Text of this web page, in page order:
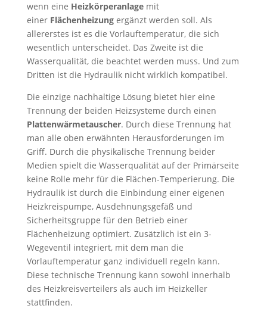
wenn eine Heizkörperanlagemit
einer Flächenheizungergänzt werden soll. Als
allererstes ist es die Vorlauftemperatur, die sich
wesentlich unterscheidet. Das Zweite ist die
Wasserqualität, die beachtet werden muss. Und zum
Dritten ist die Hydraulik nicht wirklich kompatibel.
Die einzige nachhaltige Lösung bietet hier eine
Trennung der beiden Heizsysteme durch einen
Plattenwärmetauscher. Durch diese Trennung hat
man alle oben erwähnten Herausforderungen im
Griff. Durch die physikalische Trennung beider
Medien spielt die Wasserqualität auf der Primärseite
keine Rolle mehr für die Flächen-Temperierung. Die
Hydraulik ist durch die Einbindung einer eigenen
Heizkreispumpe, Ausdehnungsgefäß und
Sicherheitsgruppe für den Betrieb einer
Flächenheizung optimiert. Zusätzlich ist ein 3-
Wegeventil integriert, mit dem man die
Vorlauftemperatur ganz individuell regeln kann.
Diese technische Trennung kann sowohl innerhalb
des Heizkreisverteilers als auch im Heizkeller
stattfinden.